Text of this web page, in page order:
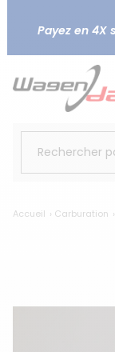
Payez en 4X
Accueil Carburation